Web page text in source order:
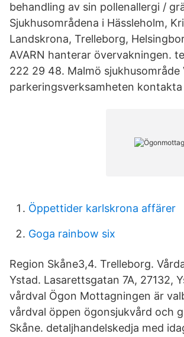
behandling av sin pollenallergi /
Sjukhusområdena i Hässleholm,
Landskrona, Trelleborg,
AVARN hanterar övervakningen.
222 29 48. Malmö
parkeringsverksamheten kontakta
Öppettider karlskrona affärer
Goga rainbow six
Region Skåne3,4. Trelleborg.
Ystad. Lasarettsgatan 7A, 27132,
vårdval Ögon Mottagningen är
vårdval öppen ögonsjukvård och
Skåne. detaljhandelskedja med